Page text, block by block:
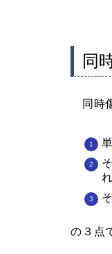
同
同時
の３点